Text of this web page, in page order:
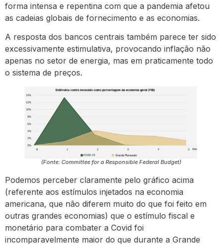
forma intensa e repentina com que a pandemia afetou
as cadeias globais de fornecimento e as economias.
A resposta dos bancos centrais também parece ter sido
excessivamente estimulativa, provocando inflação não
apenas no setor de energia, mas em praticamente todo
o sistema de preços.
(Fonte: Committee for a Responsible Federal Budget)
Podemos perceber claramente pelo gráfico acima
(referente aos estímulos injetados na economia
americana, que não diferem muito do que foi feito em
outras grandes economias) que o estímulo fiscal e
monetário para combater a Covid foi
incomparavelmente maior do que durante a Grande